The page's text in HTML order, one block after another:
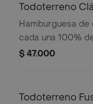
Todoterreno
Hamburguesa de
cada una 100%
salsa bbq, queso
$ 47.000
Todoterreno